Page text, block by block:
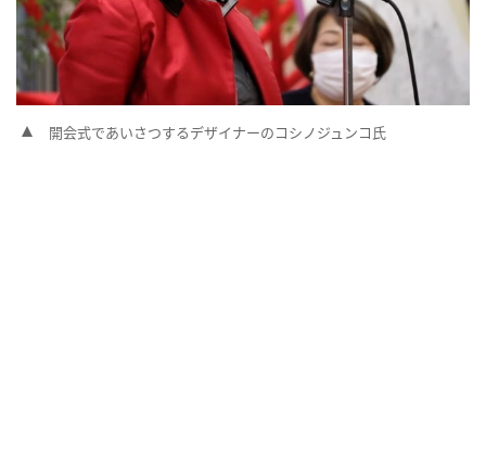
開会式であいさつするデザイナーのコシノジュンコ氏